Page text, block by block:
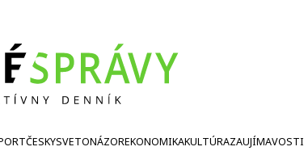
ČESKYSVETONÁZOREKONOMIKAKULTÚRAZAUJÍMAVOSTI